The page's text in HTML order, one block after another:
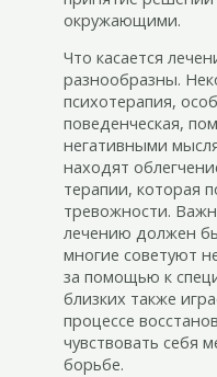
окружающими.
Что касается
разнообразны.
психотерапия,
поведенческая,
негативными
находят
терапии, которая
тревожности.
лечению должен
многие советуют
за помощью к
близких также
процессе
чувствовать себя
борьбе.